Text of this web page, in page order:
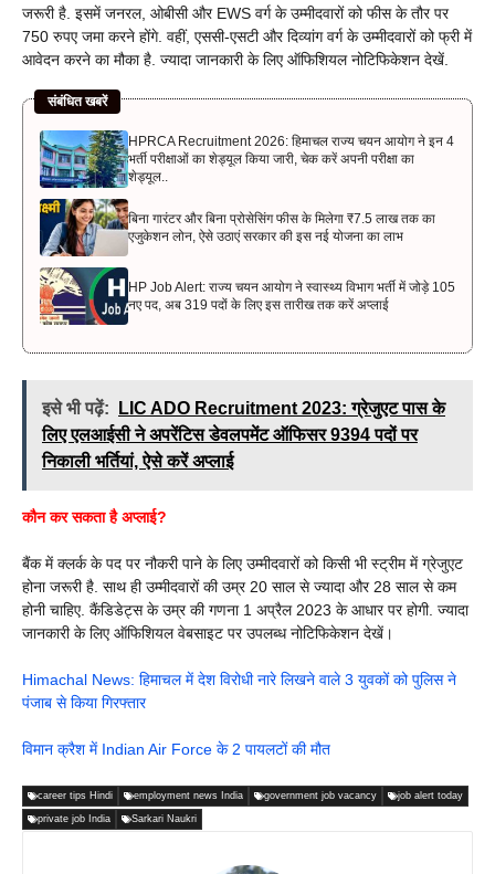
जरूरी है. इसमें जनरल, ओबीसी और EWS वर्ग के उम्मीदवारों को फीस के तौर पर
750 रुपए जमा करने होंगे. वहीं, एससी-एसटी और दिव्यांग वर्ग के उम्मीदवारों को फ्री में
आवेदन करने का मौका है. ज्यादा जानकारी के लिए ऑफिशियल नोटिफिकेशन देखें.
संबंधित खबरें
HPRCA Recruitment 2026: हिमाचल राज्य चयन आयोग ने इन 4
भर्ती परीक्षाओं का शेड्यूल किया जारी, चेक करें अपनी परीक्षा का
शेड्यूल..
बिना गारंटर और बिना प्रोसेसिंग फीस के मिलेगा ₹7.5 लाख तक का
एजुकेशन लोन, ऐसे उठाएं सरकार की इस नई योजना का लाभ
HP Job Alert: राज्य चयन आयोग ने स्वास्थ्य विभाग भर्ती में जोड़े 105
नए पद, अब 319 पदों के लिए इस तारीख तक करें अप्लाई
इसे भी पढ़ें:
LIC ADO Recruitment 2023: ग्रेजुएट पास के
लिए एलआईसी ने अपरेंटिस डेवलपमेंट ऑफिसर 9394 पदों पर
निकाली भर्तियां, ऐसे करें अप्लाई
कौन कर सकता है अप्लाई?
बैंक में क्लर्क के पद पर नौकरी पाने के लिए उम्मीदवारों को किसी भी स्ट्रीम में ग्रेजुएट
होना जरूरी है. साथ ही उम्मीदवारों की उम्र 20 साल से ज्यादा और 28 साल से कम
होनी चाहिए. कैंडिडेट्स के उम्र की गणना 1 अप्रैल 2023 के आधार पर होगी. ज्यादा
जानकारी के लिए ऑफिशियल वेबसाइट पर उपलब्ध नोटिफिकेशन देखें।
Himachal News: हिमाचल में देश विरोधी नारे लिखने वाले 3 युवकों को पुलिस ने
पंजाब से किया गिरफ्तार
विमान क्रैश में Indian Air Force के 2 पायलटों की मौत
career tips Hindi employment news India government job vacancy job alert today
private job India Sarkari Naukri